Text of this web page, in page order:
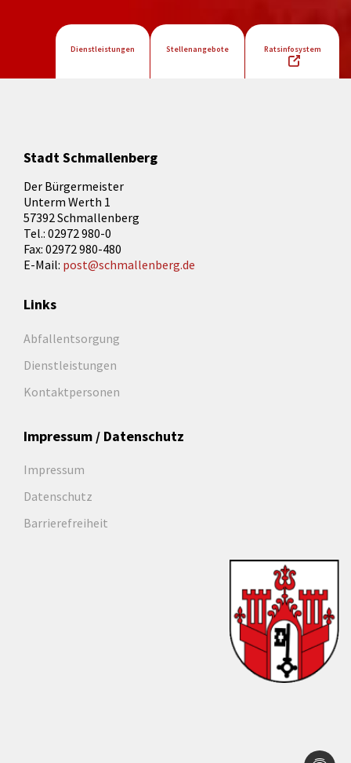
Dienstleistungen Stellenangebote Ratsinfosystem
Stadt Schmallenberg
Der Bürgermeister
Unterm Werth 1
57392 Schmallenberg
Tel.: 02972 980-0
Fax: 02972 980-480
E-Mail: post@schmallenberg.de
Links
Abfallentsorgung
Dienstleistungen
Kontaktpersonen
Impressum / Datenschutz
Impressum
Datenschutz
Barrierefreiheit